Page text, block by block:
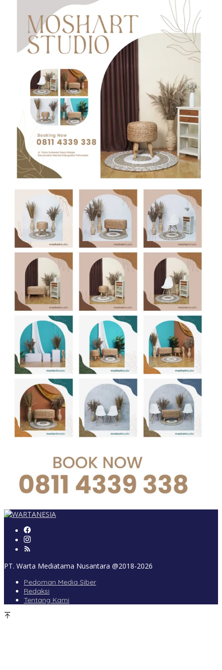
PT. Warta Mediatama Nusantara @2018-2026
Pedoman Media Siber
Redaksi
Tentang Kami